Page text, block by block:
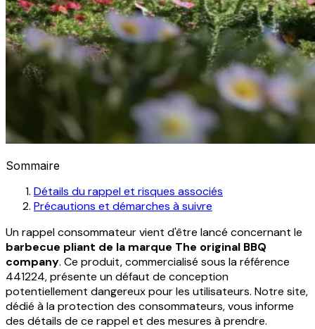
Sommaire
Détails du rappel et risques associés
Précautions et démarches à suivre
Un rappel consommateur vient d'être lancé concernant le
barbecue pliant de la marque The original BBQ
company. Ce produit, commercialisé sous la référence
441224, présente un défaut de conception
potentiellement dangereux pour les utilisateurs. Notre site,
dédié à la protection des consommateurs, vous informe
des détails de ce rappel et des mesures à prendre.